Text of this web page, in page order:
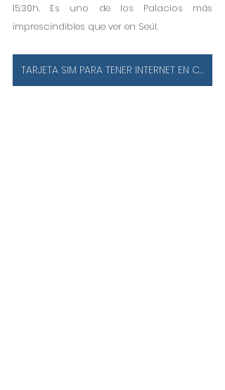
15:30h. Es uno de los Palacios más
imprescindibles que ver en Seúl.
TARJETA SIM PARA TENER INTERNET EN COREA DEL SUR